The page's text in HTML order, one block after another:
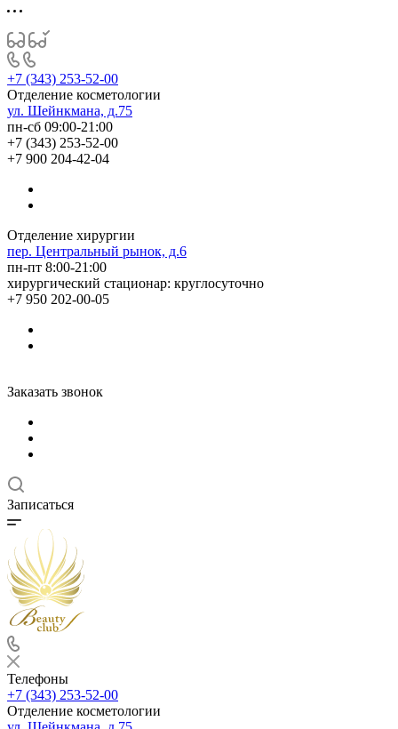
+7 (343) 253-52-00
Отделение косметологии
ул. Шейнкмана, д.75
пн-сб 09:00-21:00
+7 (343) 253-52-00
+7 900 204-42-04
Отделение хирургии
пер. Центральный рынок, д.6
пн-пт 8:00-21:00
хирургический стационар: круглосуточно
+7 950 202-00-05
Заказать звонок
Записаться
Телефоны
+7 (343) 253-52-00
Отделение косметологии